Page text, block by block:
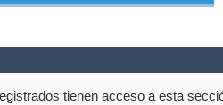
tienen acceso a esta